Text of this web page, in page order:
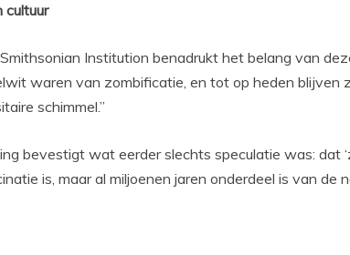
cultuur
Institution benadrukt het belang van
waren van zombificatie, en tot op heden blijven
schimmel.”
bevestigt wat eerder slechts speculatie was: dat
is, maar al miljoenen jaren onderdeel is van de